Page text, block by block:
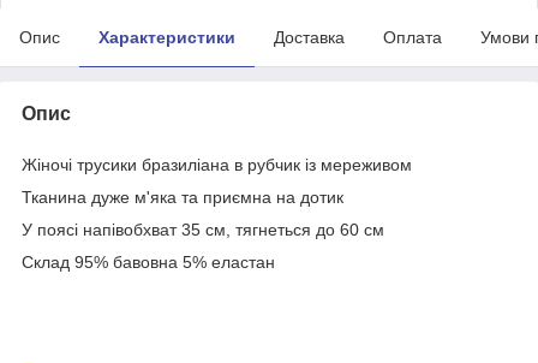
Опис Характеристики Доставка Оплата Умови
Опис
Жіночі трусики бразиліана в рубчик із мереживом
Тканина дуже м'яка та приємна на дотик
У поясі напівобхват 35 см, тягнеться до 60 см
Склад 95% бавовна 5% еластан